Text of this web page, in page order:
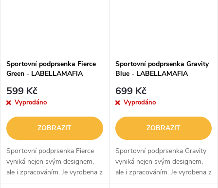
Sportovní podprsenka Fierce
Green - LABELLAMAFIA
599 Kč
Vyprodáno
ZOBRAZIT
Sportovní podprsenka Fierce
vyniká nejen svým designem,
ale i zpracováním. Je vyrobena z
kombinace polyesteru a
Sportovní podprsenka Gravity
Blue - LABELLAMAFIA
699 Kč
Vyprodáno
ZOBRAZIT
Sportovní podprsenka Gravity
vyniká nejen svým designem,
ale i zpracováním. Je vyrobena z
kombinace polyesteru a